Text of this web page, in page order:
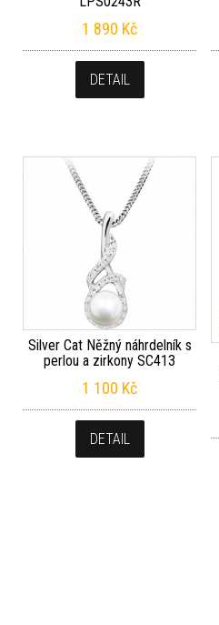
1 890 Kč
DETAIL
Silver Cat Něžný náhrdelník s
perlou a zirkony SC413
1 100 Kč
DETAIL